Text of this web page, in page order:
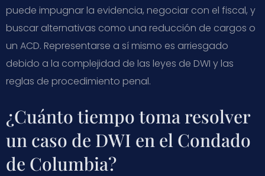
puede impugnar la evidencia, negociar con el fiscal, y
buscar alternativas como una reducción de cargos o
un ACD. Representarse a sí mismo es arriesgado
debido a la complejidad de las leyes de DWI y las
reglas de procedimiento penal.
¿Cuánto tiempo toma resolver
un caso de DWI en el Condado
de Columbia?